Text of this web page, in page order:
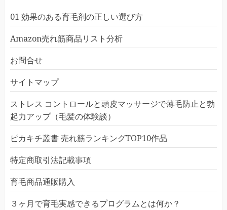
01 効果のある育毛剤の正しい選び方
Amazon売れ筋商品リスト分析
お問合せ
サイトマップ
ストレス コントロールと頭皮マッサージで薄毛防止と勃
起力アップ（毛髪の体験談）
ピカキチ叢書 売れ筋ランキングTOP10作品
特定商取引法記載事項
育毛商品通販購入
３ヶ月で育毛実感できるプログラムとは何か？